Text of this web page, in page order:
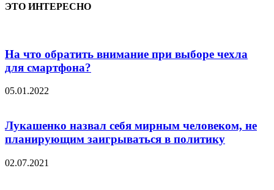
ЭТО ИНТЕРЕСНО
На что обратить внимание при выборе чехла
для смартфона?
05.01.2022
Лукашенко назвал себя мирным человеком, не
планирующим заигрываться в политику
02.07.2021